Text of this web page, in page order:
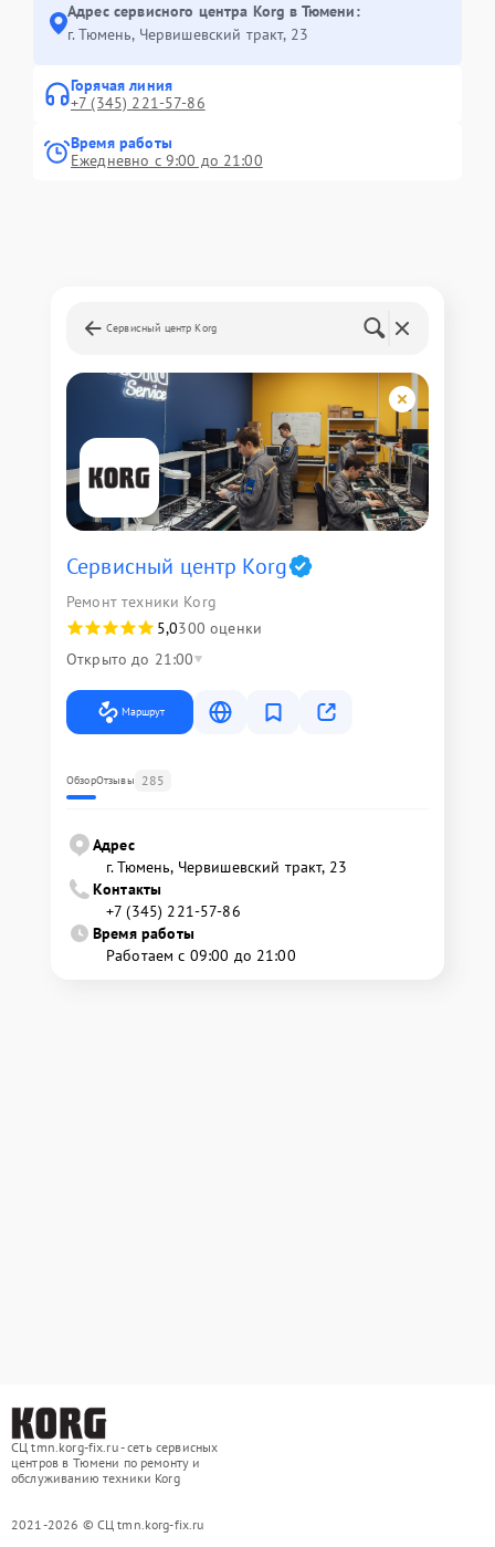
Адрес сервисного центра Korg в Тюмени:
г. Тюмень, ​Червишевский тракт, 23
Горячая линия
+7 (345) 221-57-86
Время работы
Ежедневно с 9:00 до 21:00
Сервисный центр Korg
Сервисный центр Korg
Ремонт техники Korg
5,0300 оценки
Открыто до 21:00
Маршрут
ОбзорОтзывы 285
Адрес
г. Тюмень, ​Червишевский тракт, 23
Контакты
+7 (345) 221-57-86
Время работы
Работаем с 09:00 до 21:00
СЦ tmn.korg-fix.ru - сеть сервисных
центров в Тюмени по ремонту и
обслуживанию техники Korg
2021-2026 © СЦ tmn.korg-fix.ru